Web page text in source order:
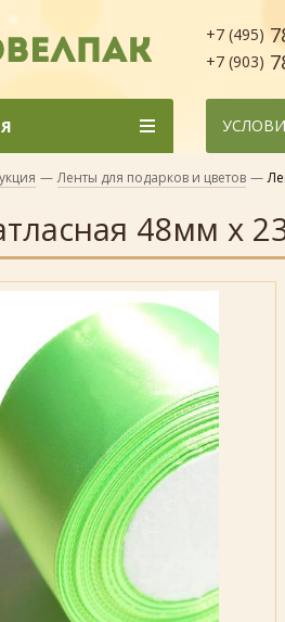
+7 (495)
+7 (903)
— Ленты для подарков и цветов —
48мм х